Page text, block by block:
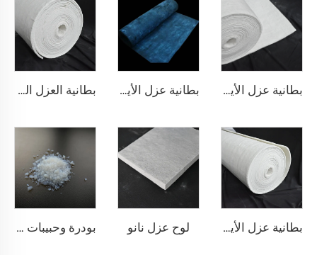
بطانية عزل الأيروجل 200℃ بطانية عزل الأيروجل 350℃ بطانية العزل النانوية 650℃
بطانية عزل الأيروجل 1000℃ لوح عزل نانو بودرة وحبيبات الأجل النانوية